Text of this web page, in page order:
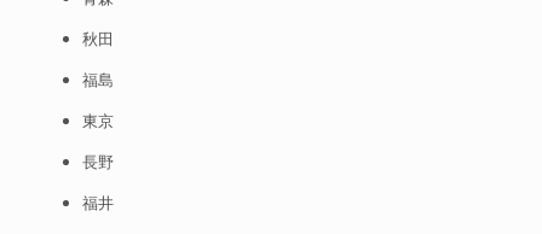
秋田
福島
東京
長野
福井